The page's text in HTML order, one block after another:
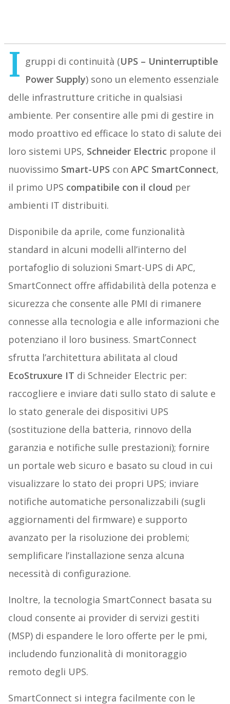
I gruppi di continuità (UPS – Uninterruptible
Power Supply) sono un elemento essenziale
delle infrastrutture critiche in qualsiasi
ambiente. Per consentire alle pmi di gestire in
modo proattivo ed efficace lo stato di salute dei
loro sistemi UPS, Schneider Electric propone il
nuovissimo Smart-UPS con APC SmartConnect,
il primo UPS compatibile con il cloud per
ambienti IT distribuiti.
Disponibile da aprile, come funzionalità
standard in alcuni modelli all’interno del
portafoglio di soluzioni Smart-UPS di APC,
SmartConnect offre affidabilità della potenza e
sicurezza che consente alle PMI di rimanere
connesse alla tecnologia e alle informazioni che
potenziano il loro business. SmartConnect
sfrutta l’architettura abilitata al cloud
EcoStruxure IT di Schneider Electric per:
raccogliere e inviare dati sullo stato di salute e
lo stato generale dei dispositivi UPS
(sostituzione della batteria, rinnovo della
garanzia e notifiche sulle prestazioni); fornire
un portale web sicuro e basato su cloud in cui
visualizzare lo stato dei propri UPS; inviare
notifiche automatiche personalizzabili (sugli
aggiornamenti del firmware) e supporto
avanzato per la risoluzione dei problemi;
semplificare l’installazione senza alcuna
necessità di configurazione.
Inoltre, la tecnologia SmartConnect basata su
cloud consente ai provider di servizi gestiti
(MSP) di espandere le loro offerte per le pmi,
includendo funzionalità di monitoraggio
remoto degli UPS.
SmartConnect si integra facilmente con le